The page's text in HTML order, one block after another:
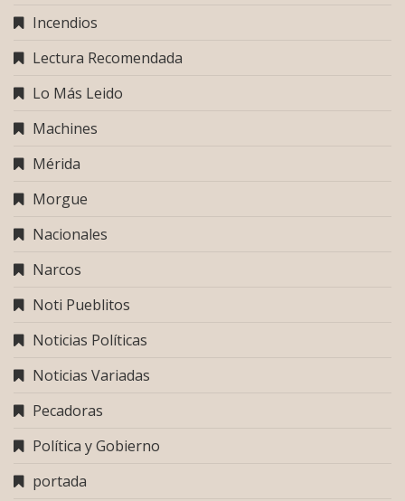
Incendios
Lectura Recomendada
Lo Más Leido
Machines
Mérida
Morgue
Nacionales
Narcos
Noti Pueblitos
Noticias Políticas
Noticias Variadas
Pecadoras
Política y Gobierno
portada